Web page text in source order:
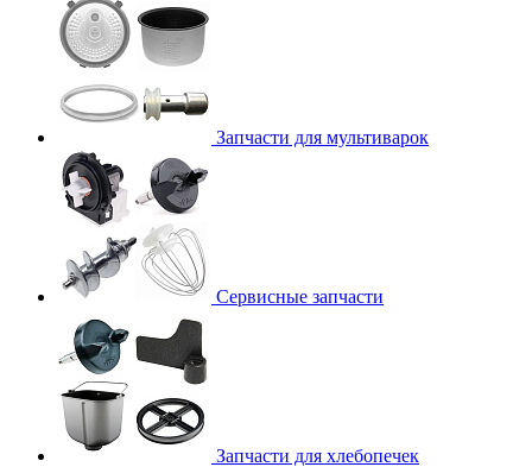
Запчасти для мультиварок
Сервисные запчасти
Запчасти для хлебопечек